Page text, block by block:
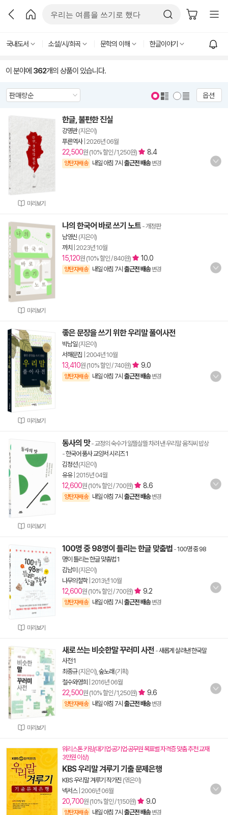
국내도서 소설/시/희곡 문학의 이해 한글이야기
이 분야에 362개의 상품이 있습니다.
옵션
미리보기
한글, 불편한 진실
강명관(지은이)
푸른역사| 2026년 06월
22,500원 (10% 할인 / 1,250원) 8.4
양탄자배송 내일 아침 7시 출근전 배송 변경
미리보기
나의 한국어 바로 쓰기 노트 - 개정판
남영신 (지은이)
까치
2023년 10월
15,120원 (10% 할인 / 840원) 10.0
양탄자배송 내일 아침 7시 출근전 배송 변경
미리보기
좋은 문장을 쓰기 위한 우리말 풀이사전
박남일 (지은이)
서해문집 2004년 10월
13,410원 (10% 할인 / 740원) 9.0
양탄자배송 내일 아침 7시 출근전 배송 변경
미리보기
동사의 맛- 교정의 숙수가 알뜰살뜰 차려 낸 우리말 움직씨 밥상
-한국어 품사 교양서 시리즈 1
김정선(지은이)
유유| 2015년 04월
12,600원 (10% 할인 / 700원) 8.6
양탄자배송 내일 아침 7시 출근전 배송 변경
미리보기
100명 중 98명이 틀리는 한글 맞춤법 -100명 중 98
명이 틀리는 한글 맞춤법 1
김남미 (지은이)
나무의철학| 2013년 10월
12,600원 (10% 할인 / 700원) 9.2
양탄자배송 내일 아침 7시 출근전 배송 변경
미리보기
새로 쓰는 비슷한말 꾸러미 사전 -새롭게 살려낸 한국말
사전 1
최종규(지은이), 숲노래 (기획)
철수와영희
2016년 06월
22,500원 (10% 할인 / 1,250원) 9.6
양탄자배송 내일 아침 7시 출근전 배송 변경
워리스톤 키링(대기업·공기업·공무원 목표별 자격증 맞춤 추천 교재
3만원 이상)
KBS 우리말 겨루기 기출 문제은행
KBS 우리말 겨루기 작가진 (엮은이)
넥서스| 2006년 06월
20,700원 (10% 할인 / 1,150원) 9.0
양탄자배송 내일 아침 7시 출근전 배송 변경